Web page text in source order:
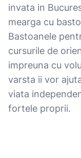
invata in
mearga cu
Bastoanele
cursurile de
impreuna cu
varsta ii vor
viata
fortele proprii.